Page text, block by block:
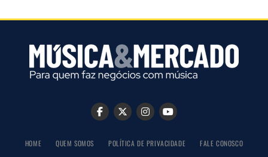
HOME QUEM SOMOS POLÍTICA DE PRIVACIDADE FALE CONOSCO